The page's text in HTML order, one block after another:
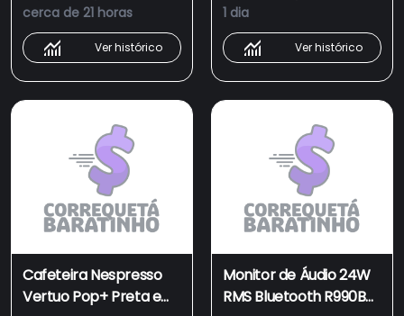
cerca de 21 horas
Ver histórico
1 dia
Ver histórico
Cafeteira Nespresso
Vertuo Pop+ Preta e
Monitor de Áudio 24W
RMS Bluetooth R990BT